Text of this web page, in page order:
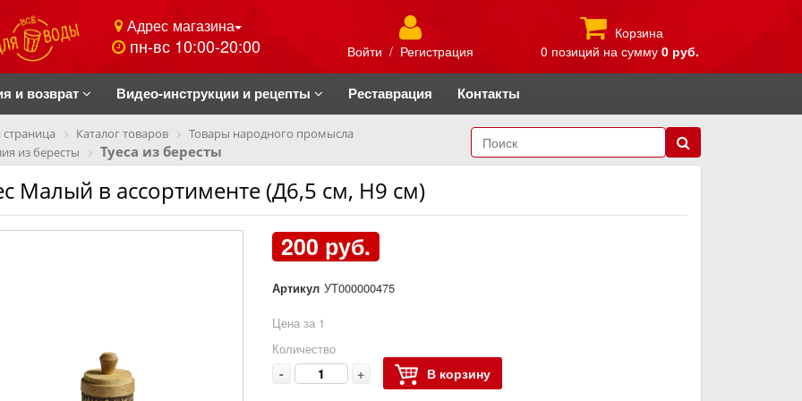
Адрес магазина
пн-вс 10:00-20:00 Войти / Регистрация
Корзина
0 позиций на сумму 0 руб.
и возврат Видео-инструкции и рецепты Реставрация Контакты
страница Каталог товаров
Товары народного промысла
из бересты
Туеса из бересты
Малый в ассортименте (Д6,5 см, Н9 см)
200 руб.
Артикул УТ000000475
Цена за 1
Количество
- + В корзину